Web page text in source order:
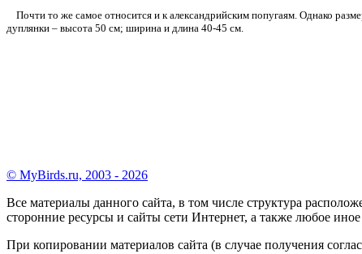
Почти то же самое относится и к александрийским попугаям. Однако
дуплянки – высота 50 см; ширина и длина 40-45 см.
© MyBirds.ru, 2003 - 2026
Все материалы данного сайта, в том числе структура
сторонние ресурсы и сайты сети Интернет, а также любое
При копировании материалов сайта (в случае получения